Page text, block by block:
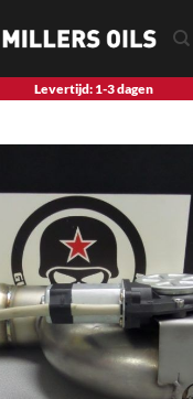
Levertijd: 1-3 dagen